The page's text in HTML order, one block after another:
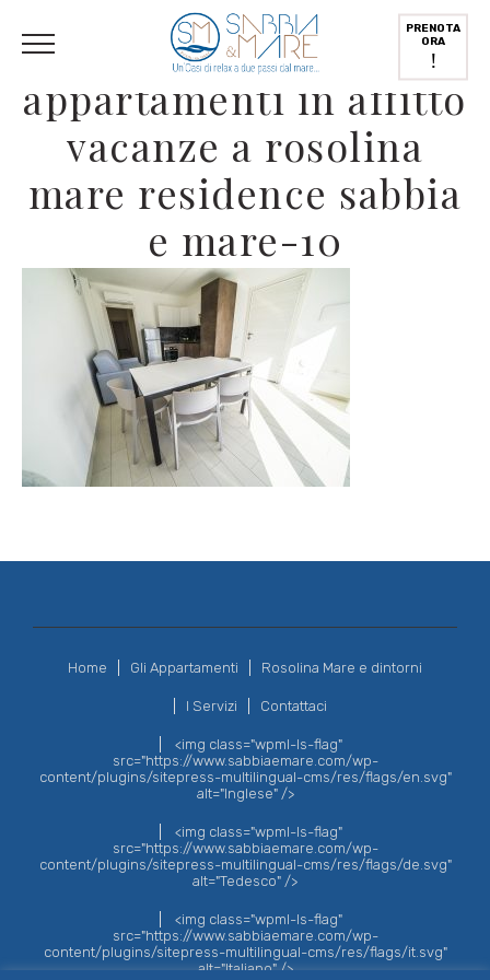
PRENOTA
ORA
!
appartamenti in affitto
vacanze a rosolina
mare residence sabbia
e mare-10
Home Gli Appartamenti Rosolina Mare e dintorni
I Servizi Contattaci
<img class="wpml-ls-flag"
src="https://www.sabbiaemare.com/wp-
content/plugins/sitepress-multilingual-cms/res/flags/en.svg"
alt="Inglese" />
<img class="wpml-ls-flag"
src="https://www.sabbiaemare.com/wp-
content/plugins/sitepress-multilingual-cms/res/flags/de.svg"
alt="Tedesco" />
<img class="wpml-ls-flag"
src="https://www.sabbiaemare.com/wp-
content/plugins/sitepress-multilingual-cms/res/flags/it.svg"
alt="Italiano" />
Inglese) Deutsch ( Tedesco Italiano